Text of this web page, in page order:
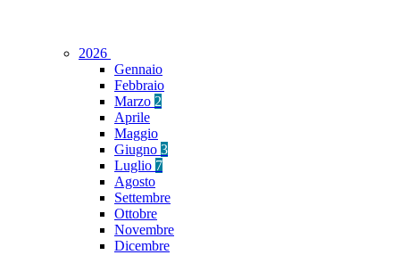
2026
Gennaio
Febbraio
Marzo 2
Aprile
Maggio
Giugno 3
Luglio 7
Agosto
Settembre
Ottobre
Novembre
Dicembre